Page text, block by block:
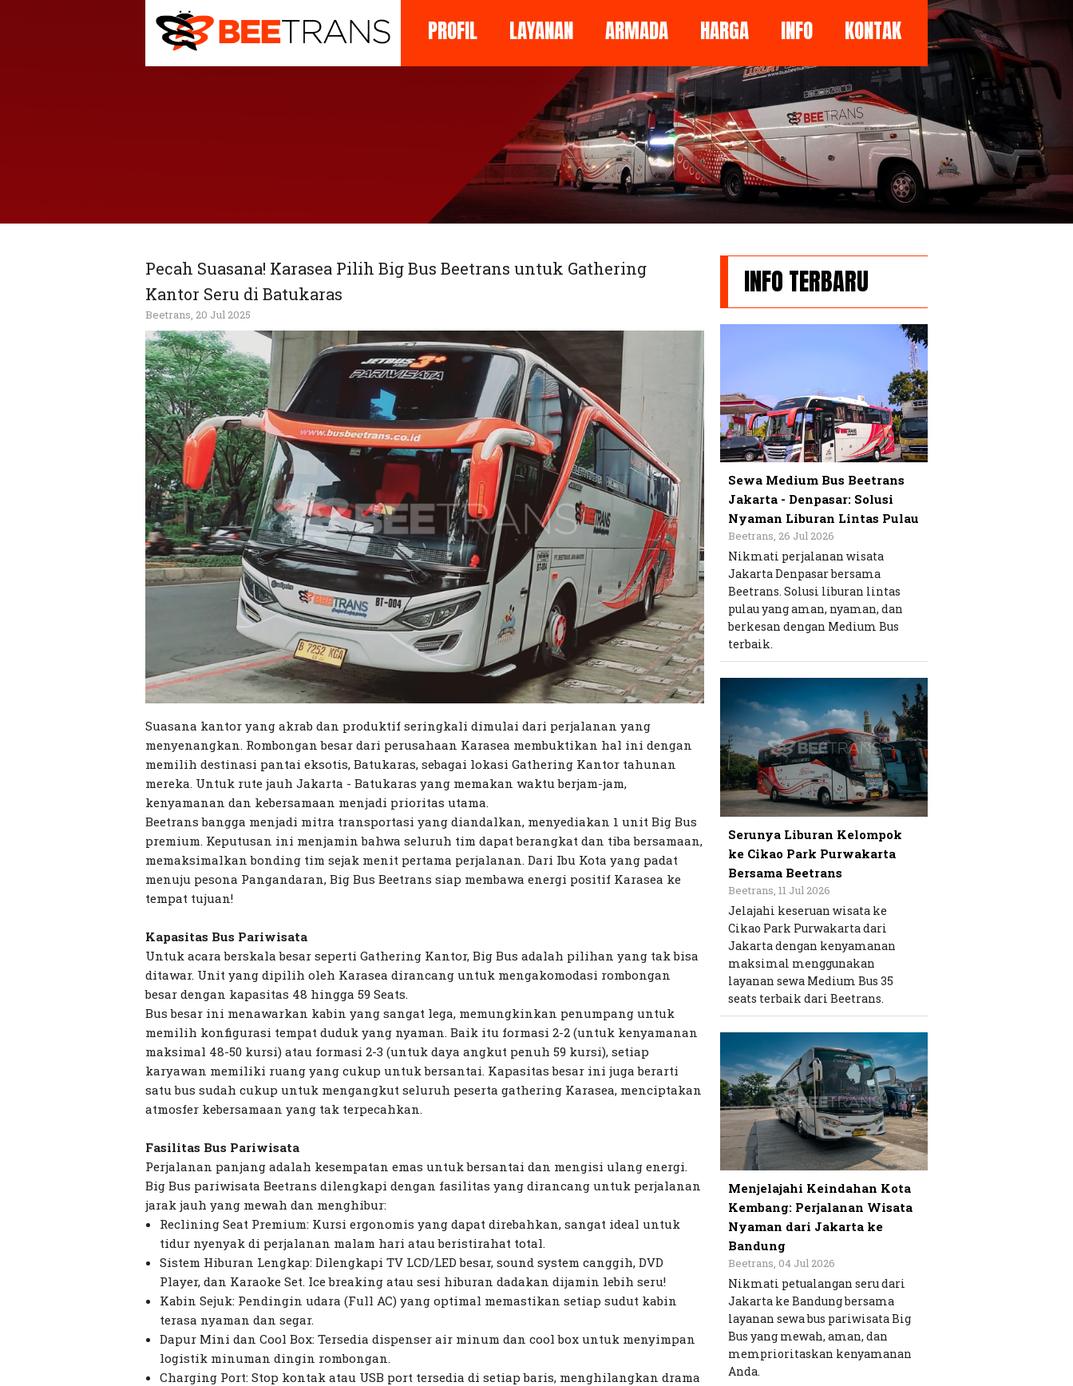
PROFIL LAYANAN ARMADA HARGA INFO KONTAK
Pecah Suasana! Karasea Pilih Big Bus Beetrans untuk Gathering
Kantor Seru di Batukaras
Beetrans, 20 Jul 2025
Suasana kantor yang akrab dan produktif seringkali dimulai dari perjalanan yang
menyenangkan. Rombongan besar dari perusahaan Karasea membuktikan hal ini dengan
memilih destinasi pantai eksotis, Batukaras, sebagai lokasi Gathering Kantor tahunan
mereka. Untuk rute jauh Jakarta - Batukaras yang memakan waktu berjam-jam,
kenyamanan dan kebersamaan menjadi prioritas utama.
Beetrans bangga menjadi mitra transportasi yang diandalkan, menyediakan 1 unit Big Bus
premium. Keputusan ini menjamin bahwa seluruh tim dapat berangkat dan tiba bersamaan,
memaksimalkan bonding tim sejak menit pertama perjalanan. Dari Ibu Kota yang padat
menuju pesona Pangandaran, Big Bus Beetrans siap membawa energi positif Karasea ke
tempat tujuan!
Kapasitas Bus Pariwisata
Untuk acara berskala besar seperti Gathering Kantor, Big Bus adalah pilihan yang tak bisa
ditawar. Unit yang dipilih oleh Karasea dirancang untuk mengakomodasi rombongan
besar dengan kapasitas 48 hingga 59 Seats.
Bus besar ini menawarkan kabin yang sangat lega, memungkinkan penumpang untuk
memilih konfigurasi tempat duduk yang nyaman. Baik itu formasi 2-2 (untuk kenyamanan
maksimal 48-50 kursi) atau formasi 2-3 (untuk daya angkut penuh 59 kursi), setiap
karyawan memiliki ruang yang cukup untuk bersantai. Kapasitas besar ini juga berarti
satu bus sudah cukup untuk mengangkut seluruh peserta gathering Karasea, menciptakan
atmosfer kebersamaan yang tak terpecahkan.
Fasilitas Bus Pariwisata
Perjalanan panjang adalah kesempatan emas untuk bersantai dan mengisi ulang energi.
Big Bus pariwisata Beetrans dilengkapi dengan fasilitas yang dirancang untuk perjalanan
jarak jauh yang mewah dan menghibur:
Reclining Seat Premium: Kursi ergonomis yang dapat direbahkan, sangat ideal untuk
tidur nyenyak di perjalanan malam hari atau beristirahat total.
Sistem Hiburan Lengkap: Dilengkapi TV LCD/LED besar, sound system canggih, DVD
Player, dan Karaoke Set. Ice breaking atau sesi hiburan dadakan dijamin lebih seru!
Kabin Sejuk: Pendingin udara (Full AC) yang optimal memastikan setiap sudut kabin
terasa nyaman dan segar.
Dapur Mini dan Cool Box: Tersedia dispenser air minum dan cool box untuk menyimpan
logistik minuman dingin rombongan.
Charging Port: Stop kontak atau USB port tersedia di setiap baris, menghilangkan drama
INFO TERBARU
Sewa Medium Bus Beetrans
Jakarta - Denpasar: Solusi
Nyaman Liburan Lintas Pulau
Beetrans, 26 Jul 2026
Nikmati perjalanan wisata
Jakarta Denpasar bersama
Beetrans. Solusi liburan lintas
pulau yang aman, nyaman, dan
berkesan dengan Medium Bus
terbaik.
Serunya Liburan Kelompok
ke Cikao Park Purwakarta
Bersama Beetrans
Beetrans, 11 Jul 2026
Jelajahi keseruan wisata ke
Cikao Park Purwakarta dari
Jakarta dengan kenyamanan
maksimal menggunakan
layanan sewa Medium Bus 35
seats terbaik dari Beetrans.
Menjelajahi Keindahan Kota
Kembang: Perjalanan Wisata
Nyaman dari Jakarta ke
Bandung
Beetrans, 04 Jul 2026
Nikmati petualangan seru dari
Jakarta ke Bandung bersama
layanan sewa bus pariwisata Big
Bus yang mewah, aman, dan
memprioritaskan kenyamanan
Anda.